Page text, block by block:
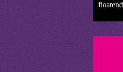
floatend